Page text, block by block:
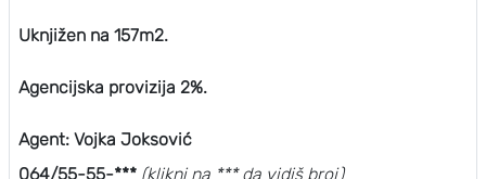
Uknjižen na 157m2.
Agencijska provizija 2%.
Agent: Vojka Joksović
064/55-55-*** (klikni na *** da vidiš broj)